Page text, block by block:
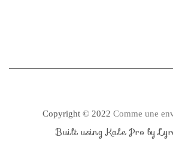
Copyright © 2022 Comme une
Built usingKale Pro by